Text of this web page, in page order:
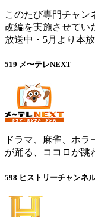
このたび専門チャン
改編を実施させてい
放送中・5月より本
519 メ〜テレNEXT
ドラマ、麻雀、ホ
が踊る、ココロが跳
598 ヒストリーチャンネ